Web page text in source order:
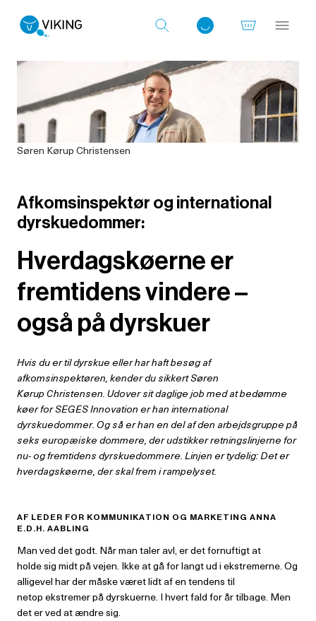
Log ind med det samme
Søren Kørup Christensen
Afkomsinspektør og international
dyrskuedommer:
Hverdagskøerne er
fremtidens vindere –
også på dyrskuer
Hvis du er til dyrskue eller har haft besøg af
afkomsinspektøren, kender du sikkert Søren
KørupChristensen. Udover sit daglige job med at bedømme
køer for SEGES Innovation er han international
dyrskuedommer. Og så er han en del af den arbejdsgruppe på
seks europæiske dommere, derudstikker retningslinjerne for
nu- og fremtidens dyrskuedommere. Linjen er tydelig:Det er
hverdagskøerne, der skal frem i rampelyset.
AF LEDER FOR KOMMUNIKATION OG MARKETING ANNA
E.D.H. AABLING
Man ved det godt. Når man taler avl, er det fornuftigt at
holde sig midt på vejen. Ikke at gå for langt ud i ekstremerne. Og
alligevel har der måske været lidt af en tendens til
netop ekstremer på dyrskuerne. I hvert fald for år tilbage. Men
det er ved at ændre sig.